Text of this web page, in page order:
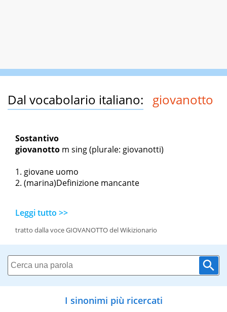
Dal vocabolario italiano: giovanotto
Sostantivo
giovanotto m sing(plurale: giovanotti)
giovane uomo
(marina)Definizione mancante
Leggi tutto >>
tratto dalla voce GIOVANOTTO del Wikizionario
I sinonimi più ricercati